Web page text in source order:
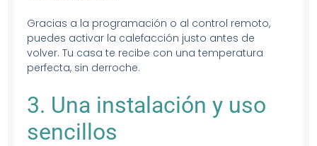
Gracias a la programación o al control remoto,
puedes activar la calefacción justo antes de
volver. Tu casa te recibe con una temperatura
perfecta, sin derroche.
3. Una instalación y uso
sencillos